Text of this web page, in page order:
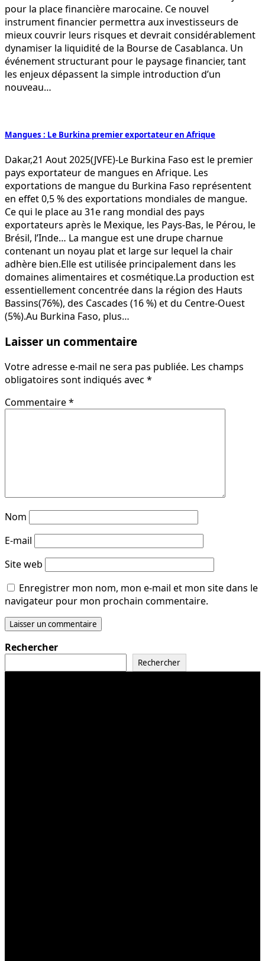
pour la place financière marocaine. Ce nouvel
instrument financier permettra aux investisseurs de
mieux couvrir leurs risques et devrait considérablement
dynamiser la liquidité de la Bourse de Casablanca. Un
événement structurant pour le paysage financier, tant
les enjeux dépassent la simple introduction d’un
nouveau…
Mangues : Le Burkina premier exportateur en Afrique
Dakar,21 Aout 2025(JVFE)-Le Burkina Faso est le premier
pays exportateur de mangues en Afrique. Les
exportations de mangue du Burkina Faso représentent
en effet 0,5 % des exportations mondiales de mangue.
Ce qui le place au 31e rang mondial des pays
exportateurs après le Mexique, les Pays-Bas, le Pérou, le
Brésil, l’Inde… La mangue est une drupe charnue
contenant un noyau plat et large sur lequel la chair
adhère bien.Elle est utilisée principalement dans les
domaines alimentaires et cosmétique.La production est
essentiellement concentrée dans la région des Hauts
Bassins(76%), des Cascades (16 %) et du Centre-Ouest
(5%).Au Burkina Faso, plus…
Laisser un commentaire
Votre adresse e-mail ne sera pas publiée. Les champs
obligatoires sont indiqués avec *
Commentaire*
Nom
E-mail
Site web
Enregistrer mon nom, mon e-mail et mon site dans le
navigateur pour mon prochain commentaire.
Rechercher
Rechercher